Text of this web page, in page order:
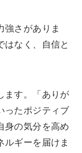
強さがありま
はなく、自信と
ます。「ありが
ったポジティブ
身の気分を高め
ルギーを届けま